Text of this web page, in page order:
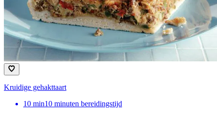
Kruidige gehakttaart
10 min10 minuten bereidingstijd